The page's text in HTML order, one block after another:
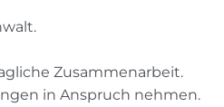
Zusammenarbeit.
in Anspruch nehmen.